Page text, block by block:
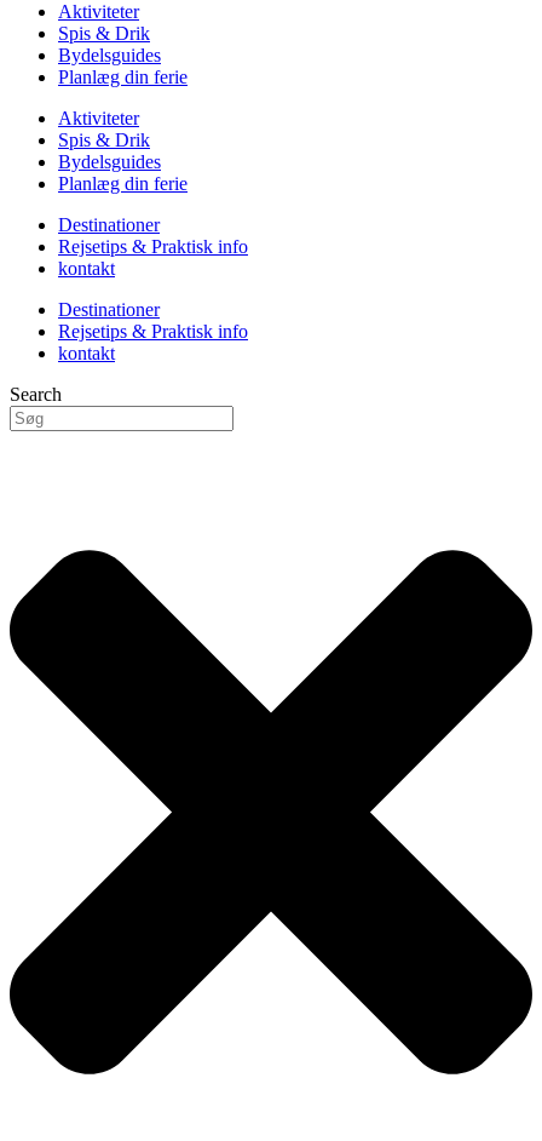
Aktiviteter
Spis & Drik
Bydelsguides
Planlæg din ferie
Aktiviteter
Spis & Drik
Bydelsguides
Planlæg din ferie
Destinationer
Rejsetips & Praktisk info
kontakt
Destinationer
Rejsetips & Praktisk info
kontakt
Search